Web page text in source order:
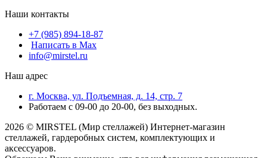
Наши контакты
+7 (985) 894-18-87
Написать в Max
info@mirstel.ru
Наш адрес
г. Москва, ул. Подъемная, д. 14, стр. 7
Работаем с 09-00 до 20-00, без выходных.
2026 © MIRSTEL (Мир стеллажей) Интернет-магазин
стеллажей, гардеробных систем, комплектующих и
аксессуаров.